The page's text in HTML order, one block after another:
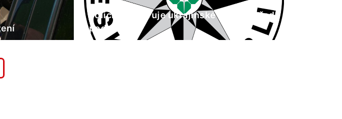
Policie ČR varuje ukrajinské občany před
podvodníky